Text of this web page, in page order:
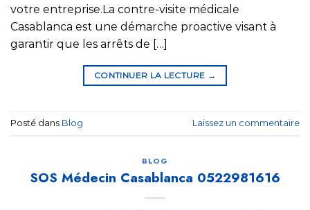
votre entreprise.La contre-visite médicale
Casablanca est une démarche proactive visant à
garantir que les arrêts de […]
CONTINUER LA LECTURE →
Posté dans Blog Laissez un commentaire
BLOG
SOS Médecin Casablanca 0522981616